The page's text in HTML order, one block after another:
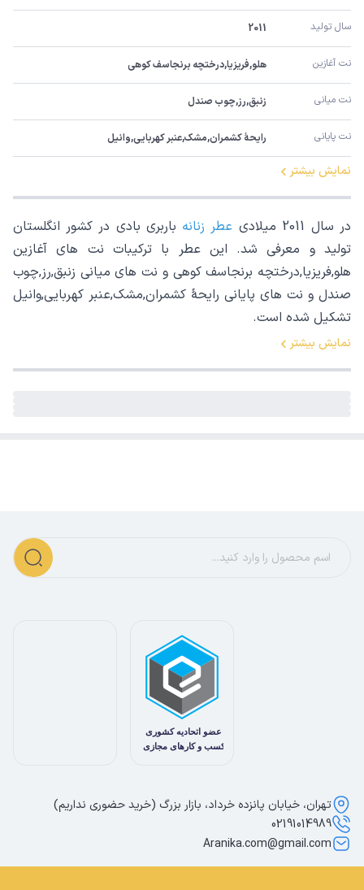
سال تولید 2011
نت آغازین هلو,فریزیا,درختچه برنجاسف کوهی
نت میانی زنبق,رز,چوب صندل
نت پایانی رایحۀ کشمران,مشک,عنبر کهربایی,وانیل
نمایش بیشتر
در سال 2011 میلادی عطر زنانه باربری بادی در کشور انگلستان
تولید و معرفی شد. این عطر با ترکیبات نت های آغازین
هلو,فریزیا,درختچه برنجاسف کوهی و نت های میانی زنبق,رز,چوب
صندل و نت های پایانی رایحۀ کشمران,مشک,عنبر کهربایی,وانیل
تشکیل شده است.
نمایش بیشتر
تهران، خیابان پانزده خرداد، بازار بزرگ (خرید حضوری نداریم)
02191014989
Aranika.com@gmail.com